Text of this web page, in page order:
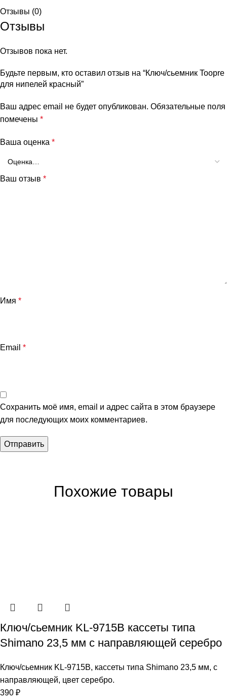
Отзывы (0)
Отзывы
Отзывов пока нет.
Будьте первым, кто оставил отзыв на “Ключ/сьемник Toopre
для нипелей красный”
Ваш адрес email не будет опубликован. Обязательные поля
помечены *
Ваша оценка *
Ваш отзыв *
Имя *
Email *
Сохранить моё имя, email и адрес сайта в этом браузере
для последующих моих комментариев.
Похожие товары
Ключ/сьемник KL-9715B кассеты типа
Shimano 23,5 мм с направляющей серебро
Ключ/сьемник KL-9715B, кассеты типа Shimano 23,5 мм, с
направляющей, цвет серебро.
390 ₽